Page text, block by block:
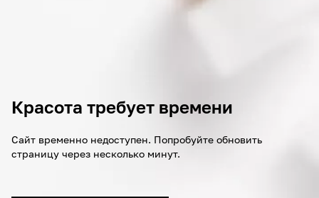
Красота требует времени
Сайт временно недоступен. Попробуйте обновить
страницу через несколько минут.